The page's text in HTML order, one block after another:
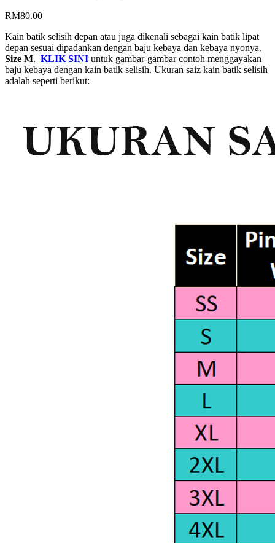
RM80.00
Kain batik selisih depan atau juga dikenali sebagai kain batik lipat
depan sesuai dipadankan dengan baju kebaya dan kebaya nyonya.
Size M. KLIK SINI untuk gambar-gambar contoh menggayakan
baju kebaya dengan kain batik selisih. Ukuran saiz kain batik selisih
adalah seperti berikut: